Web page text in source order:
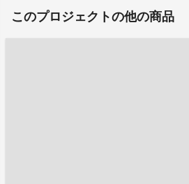
このプロジェクトの他の商品